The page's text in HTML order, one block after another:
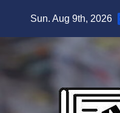
Sun. Aug 9th, 2026